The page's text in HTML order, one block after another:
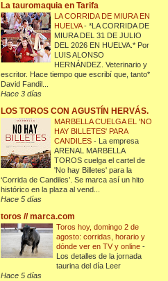
La tauromaquia en Tarifa
LA CORRIDA DE MIURA EN
HUELVA-*LA CORRIDA DE
MIURA DEL 31 DE JULIO
DEL 2026 EN HUELVA.* Por
LUIS ALONSO
HERNÁNDEZ. Veterinario y
escritor. Hace tiempo que escribí que, tanto*
David Fandil...
Hace 3 días
LOS TOROS CON AGUSTÍN HERVÁS.
MARBELLA CUELGA EL 'NO
HAY BILLETES' PARA
CANDILES- La empresa
ARENAL MARBELLA
TOROS cuelga el cartel de
'No hay Billetes' para la
‘Corrida de Candiles’. Se marca así un hito
histórico en la plaza al vend...
Hace 5 días
toros // marca.com
Toros hoy, domingo 2 de
agosto: corridas, horario y
dónde ver en TV y online-
Los detalles de la jornada
taurina del día Leer
Hace 5 días